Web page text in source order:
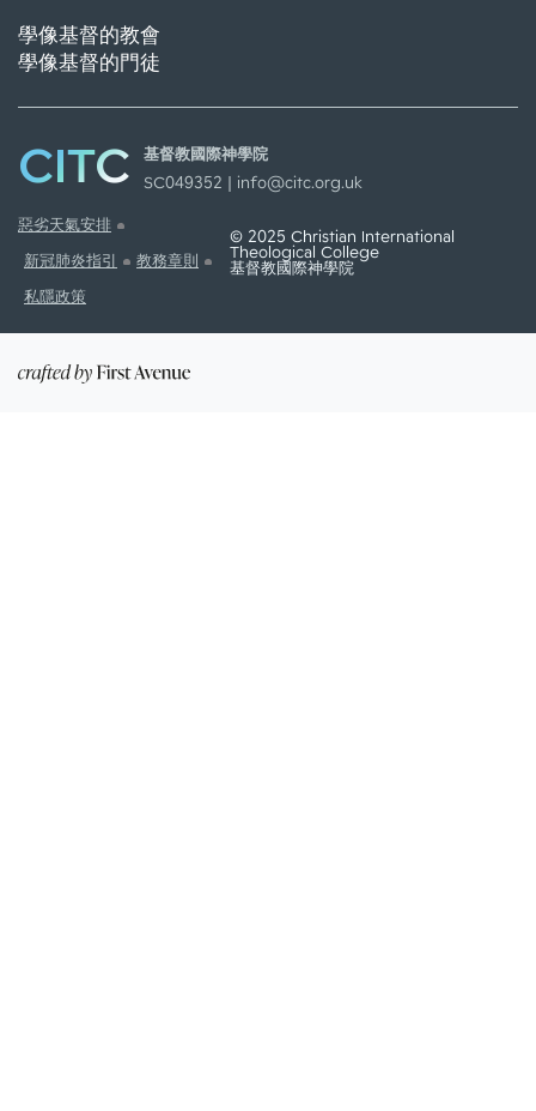
學像基督的教會
學像基督的門徒
CITC
基督教國際神學院
SC049352 | info@citc.org.uk
惡劣天氣安排
新冠肺炎指引
教務章則
私隱政策
© 2025 Christian International
Theological College
基督教國際神學院